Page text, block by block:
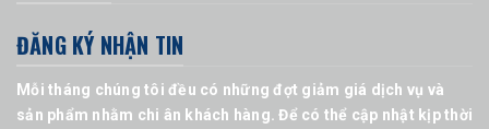
ĐĂNG KÝ NHẬN TIN
Mỗi tháng chúng tôi đều có những đợt giảm giá dịch vụ và
sản phẩm nhằm chi ân khách hàng. Để có thể cập nhật kịp thời